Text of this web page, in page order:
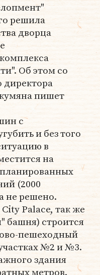
решила
дворца
Об этом со
директора
пишет
с
и без того
в
на
(2000
не решено.
Palace, так же
башня) строится
пешеходный
№2 и №3.
здания
метров.